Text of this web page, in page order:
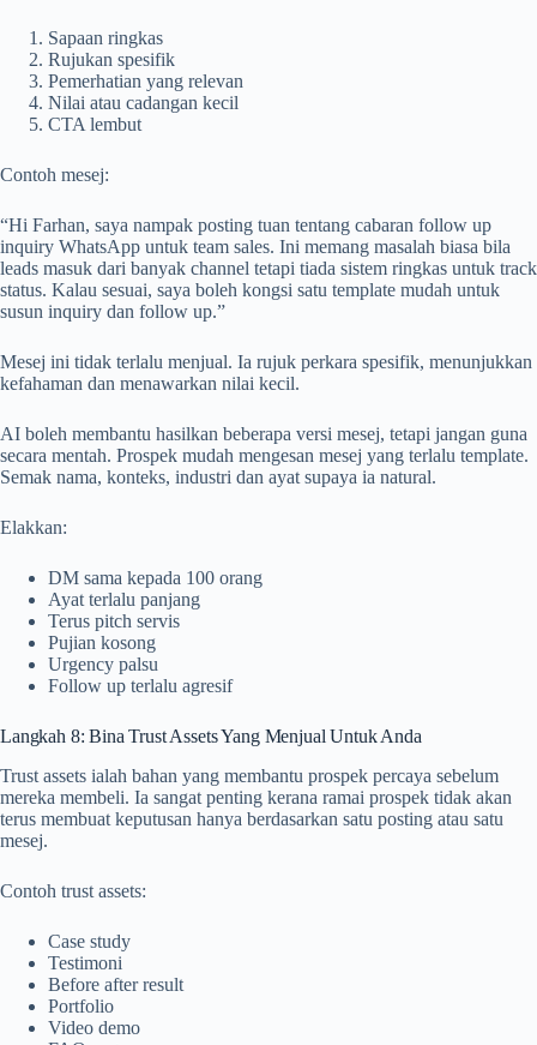
Sapaan ringkas
Rujukan spesifik
Pemerhatian yang relevan
Nilai atau cadangan kecil
CTA lembut
Contoh mesej:
“Hi Farhan, saya nampak posting tuan tentang cabaran follow up
inquiry WhatsApp untuk team sales. Ini memang masalah biasa bila
leads masuk dari banyak channel tetapi tiada sistem ringkas untuk track
status. Kalau sesuai, saya boleh kongsi satu template mudah untuk
susun inquiry dan follow up.”
Mesej ini tidak terlalu menjual. Ia rujuk perkara spesifik, menunjukkan
kefahaman dan menawarkan nilai kecil.
AI boleh membantu hasilkan beberapa versi mesej, tetapi jangan guna
secara mentah. Prospek mudah mengesan mesej yang terlalu template.
Semak nama, konteks, industri dan ayat supaya ia natural.
Elakkan:
DM sama kepada 100 orang
Ayat terlalu panjang
Terus pitch servis
Pujian kosong
Urgency palsu
Follow up terlalu agresif
Langkah 8: Bina Trust Assets Yang Menjual Untuk Anda
Trust assets ialah bahan yang membantu prospek percaya sebelum
mereka membeli. Ia sangat penting kerana ramai prospek tidak akan
terus membuat keputusan hanya berdasarkan satu posting atau satu
mesej.
Contoh trust assets:
Case study
Testimoni
Before after result
Portfolio
Video demo